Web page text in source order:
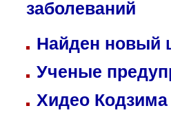
заболеваний
Найден
Ученые
Хидео